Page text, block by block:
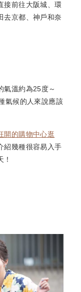
接前往大阪城、環
去京都、神戶和奈
氣溫約為25度～
氣候的人來說應該
開的購物中心逛
紹幾種很容易入手